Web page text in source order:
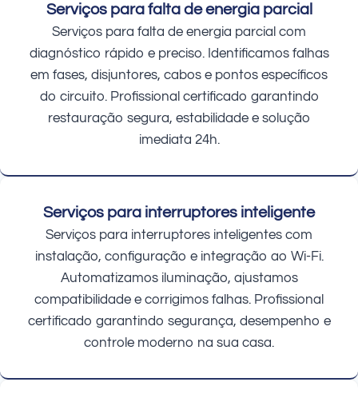
Serviços para falta de energia parcial
Serviços para falta de energia parcial com
diagnóstico rápido e preciso. Identificamos falhas
em fases, disjuntores, cabos e pontos específicos
do circuito. Profissional certificado garantindo
restauração segura, estabilidade e solução
imediata 24h.
Serviços para interruptores inteligente
Serviços para interruptores inteligentes com
instalação, configuração e integração ao Wi-Fi.
Automatizamos iluminação, ajustamos
compatibilidade e corrigimos falhas. Profissional
certificado garantindo segurança, desempenho e
controle moderno na sua casa.